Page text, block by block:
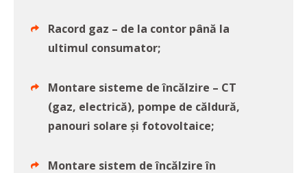
Racord gaz – de la contor până la
ultimul consumator;
Montare sisteme de încălzire – CT
(gaz, electrică), pompe de căldură,
panouri solare și fotovoltaice;
Montare sistem de încălzire în